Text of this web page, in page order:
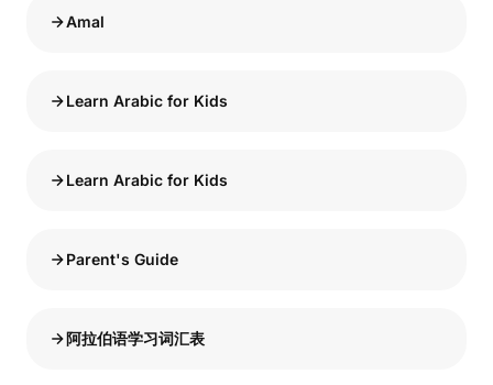
Amal
Learn Arabic for Kids
Learn Arabic for Kids
Parent's Guide
阿拉伯语学习词汇表